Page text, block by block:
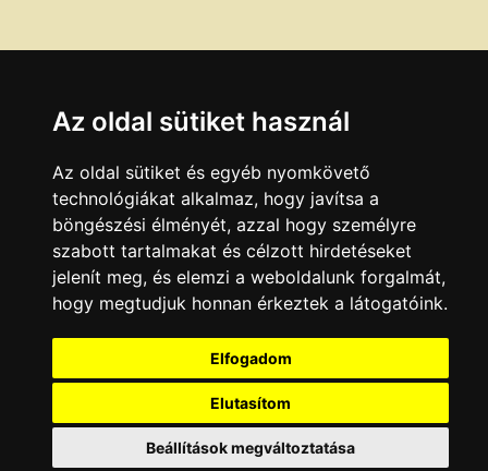
Az oldal sütiket használ
Az oldal sütiket és egyéb nyomkövető
technológiákat alkalmaz, hogy javítsa a
böngészési élményét, azzal hogy személyre
szabott tartalmakat és célzott hirdetéseket
jelenít meg, és elemzi a weboldalunk forgalmát,
hogy megtudjuk honnan érkeztek a látogatóink.
Elfogadom
Elutasítom
Beállítások megváltoztatása